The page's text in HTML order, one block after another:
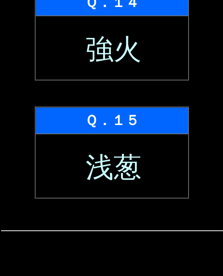
強火
Ｑ．１５
浅葱